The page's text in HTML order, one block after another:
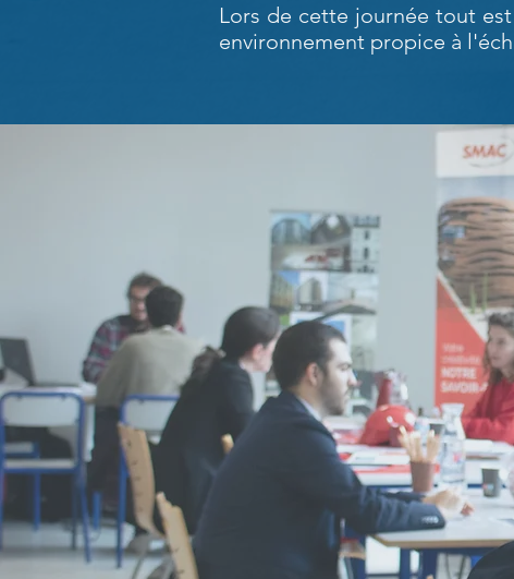
Lors de cette journée tout
environnement propice à
les